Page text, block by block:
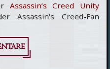
Assassin’s Creed Unity
Assassin's Creed-Fan